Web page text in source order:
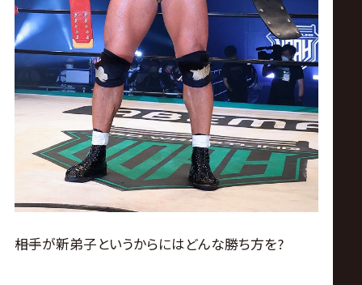
――相手が新弟子というからにはどんな勝ち方を?